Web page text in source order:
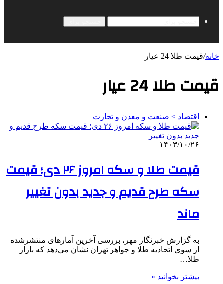
خانه/قیمت طلا 24 عیار
قیمت طلا 24 عیار
اقتصاد > صنعت و معدن و تجارت
۱۴۰۳/۱۰/۲۶
قیمت طلا و سکه امروز ۲۶ دی؛ قیمت
سکه طرح قدیم و جدید بدون تغییر
ماند
به گزارش خبرنگار مهر، بررسی آخرین آمارهای منتشرشده
از سوی اتحادیه طلا و جواهر تهران نشان می‌دهد که بازار
طلا…
بیشتر بخوانید »